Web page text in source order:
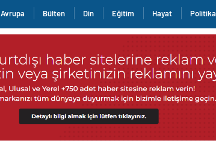
Avrupa Bülten Din Eğitim Hayat Politika